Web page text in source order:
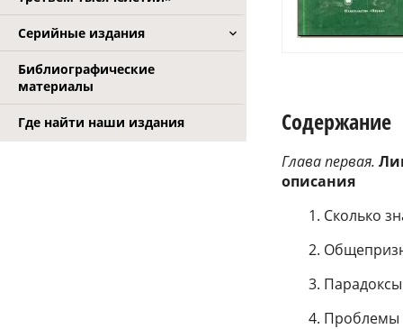
Серийные издания
Библиографические
материалы
Где найти наши издания Содержание
Глава первая.
описания
1. Сколько
2.
3.
4. Проблемы